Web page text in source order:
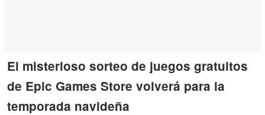
El misterioso sorteo de juegos gratuitos
de Epic Games Store volverá para la
temporada navideña